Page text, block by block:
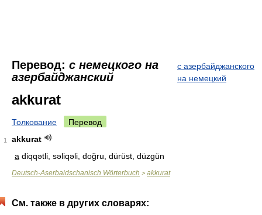
Перевод: с немецкого на
азербайджанский
с азербайджанского
на немецкий
akkurat
Толкование Перевод
1
akkurat
a diqqətli, səliqəli, doğru, dürüst, düzgün
Deutsch-Aserbaidschanisch Wörterbuch > akkurat
См. также в других словарях: